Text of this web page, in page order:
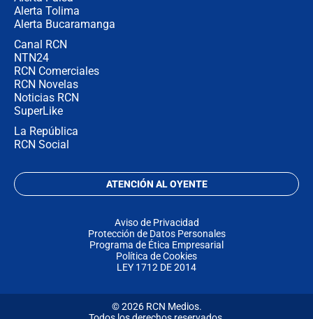
Alerta Tolima
Alerta Bucaramanga
Canal RCN
NTN24
RCN Comerciales
RCN Novelas
Noticias RCN
SuperLike
La República
RCN Social
ATENCIÓN AL OYENTE
Aviso de Privacidad
Protección de Datos Personales
Programa de Ética Empresarial
Política de Cookies
LEY 1712 DE 2014
© 2026 RCN Medios.